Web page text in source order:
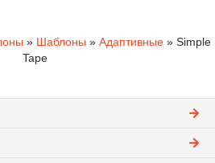
» Шаблоны » Адаптивные » Simple
Tape